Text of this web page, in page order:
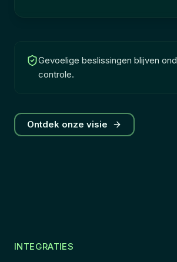
Gevoelige beslissingen blijven
controle.
Ontdek onze visie
INTEGRATIES